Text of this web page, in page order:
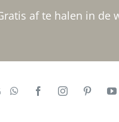
af te halen in